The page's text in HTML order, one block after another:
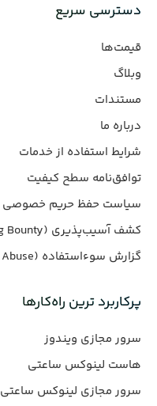
دسترسی سریع
قیمت‌ها
وبلاگ
مستندات
درباره ما
شرایط استفاده از خدمات
توافق‌نامه سطح کیفیت
سیاست حفظ حریم خصوصی
کشف آسیب‌پذیری (Bug Bounty)
گزارش سوءاستفاده (Report Abuse)
پرکاربرد ترین راه‌کارها
سرور مجازی ویندوز
هاست لینوکس ساعتی
سرور مجازی لینوکس ساعتی